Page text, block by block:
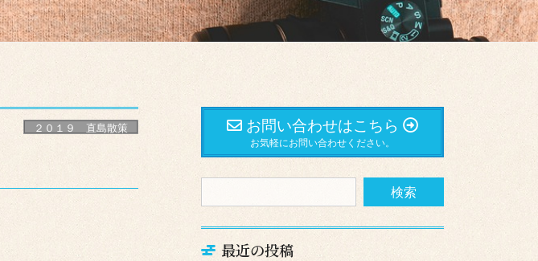
２０１９ 直島散策 お問い合わせはこちら
お気軽にお問い合わせください。
最近の投稿